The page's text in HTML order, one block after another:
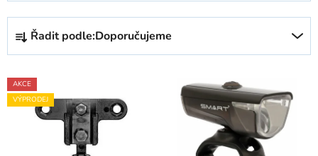
Ř
z
e
n
Řadit podle:Doporučujeme
V
ý
AKCE
VÝPRODEJ